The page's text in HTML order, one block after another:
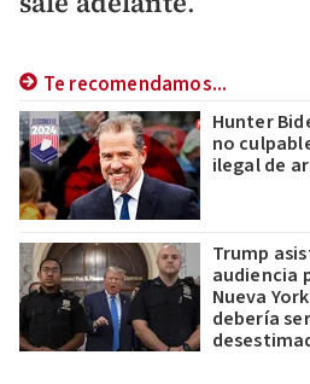
Te recomendamos...
Hunter
no
ilegal de
Trump
audiencia
Nueva
debería ser